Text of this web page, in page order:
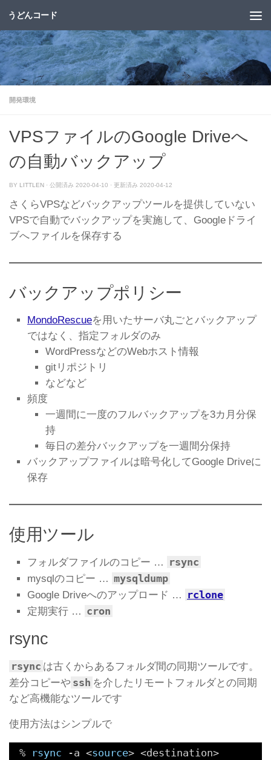
コンテンツへスキップ
うどんコード
開発環境
VPSファイルのGoogle Driveへ
の自動バックアップ
BY LITTLEN · 公開済み 2020-04-10 · 更新済み 2020-04-12
さくらVPSなどバックアップツールを提供していない
VPSで自動でバックアップを実施して、Googleドライ
ブへファイルを保存する
バックアップポリシー
MondoRescueを用いたサーバ丸ごとバックアップ
ではなく、指定フォルダのみ
WordPressなどのWebホスト情報
gitリポジトリ
などなど
頻度
一週間に一度のフルバックアップを3カ月分保
持
毎日の差分バックアップを一週間分保持
バックアップファイルは暗号化してGoogle Driveに
保存
使用ツール
フォルダファイルのコピー … rsync
mysqlのコピー … mysqldump
Google Driveへのアップロード … rclone
定期実行 … cron
rsync
rsync は古くからあるフォルダ間の同期ツールです。
差分コピーや ssh を介したリモートフォルダとの同期
など高機能なツールです
使用方法はシンプルで
% rsync -a <source> <destination>